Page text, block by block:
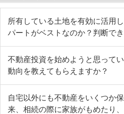
所有している土地を有効に活用
パートがベストなのか？判断でき
不動産投資を始めようと思って
動向を教えてもらえますか？
自宅以外にも不動産をいくつか
来、相続の際に家族がもめたり